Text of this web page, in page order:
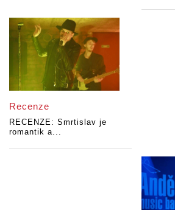
Recenze
RECENZE: Smrtislav je
romantik a...